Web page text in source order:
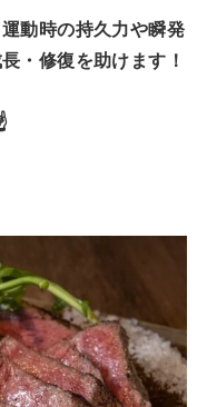
動時の持久力や瞬発
・修復を助けます！